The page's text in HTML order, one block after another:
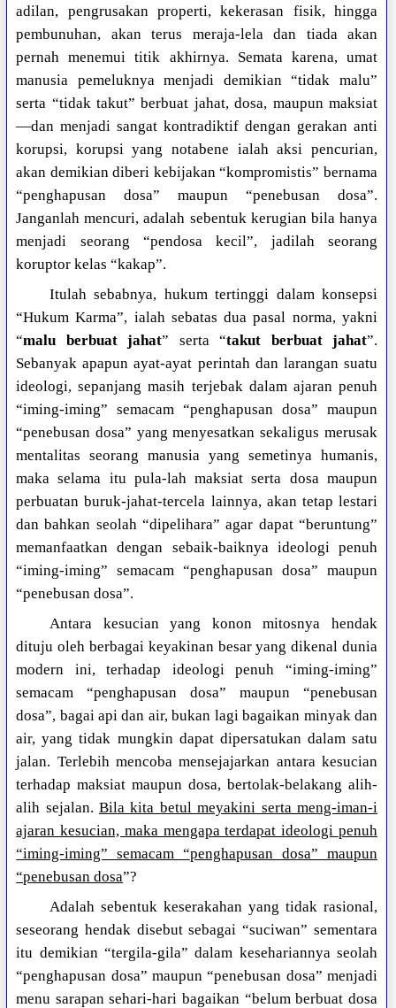
adilan, pengrusakan properti, kekerasan fisik, hingga
pembunuhan, akan terus meraja-lela dan tiada akan
pernah menemui titik akhirnya. Semata karena, umat
manusia pemeluknya menjadi demikian “tidak malu”
serta “tidak takut” berbuat jahat, dosa, maupun maksiat
—dan menjadi sangat kontradiktif dengan gerakan anti
korupsi, korupsi yang notabene ialah aksi pencurian,
akan demikian diberi kebijakan “kompromistis” bernama
“penghapusan dosa” maupun “penebusan dosa”.
Janganlah mencuri, adalah sebentuk kerugian bila hanya
menjadi seorang “pendosa kecil”, jadilah seorang
koruptor kelas “kakap”.
Itulah sebabnya, hukum tertinggi dalam konsepsi
“Hukum Karma”, ialah sebatas dua pasal norma, yakni
“malu berbuat jahat” serta “takut berbuat jahat”.
Sebanyak apapun ayat-ayat perintah dan larangan suatu
ideologi, sepanjang masih terjebak dalam ajaran penuh
“iming-iming” semacam “penghapusan dosa” maupun
“penebusan dosa” yang menyesatkan sekaligus merusak
mentalitas seorang manusia yang semetinya humanis,
maka selama itu pula-lah maksiat serta dosa maupun
perbuatan buruk-jahat-tercela lainnya, akan tetap lestari
dan bahkan seolah “dipelihara” agar dapat “beruntung”
memanfaatkan dengan sebaik-baiknya ideologi penuh
“iming-iming” semacam “penghapusan dosa” maupun
“penebusan dosa”.
Antara kesucian yang konon mitosnya hendak
dituju oleh berbagai keyakinan besar yang dikenal dunia
modern ini, terhadap ideologi penuh “iming-iming”
semacam “penghapusan dosa” maupun “penebusan
dosa”, bagai api dan air, bukan lagi bagaikan minyak dan
air, yang tidak mungkin dapat dipersatukan dalam satu
jalan. Terlebih mencoba mensejajarkan antara kesucian
terhadap maksiat maupun dosa, bertolak-belakang alih-
alih sejalan. Bila kita betul meyakini serta meng-iman-i
ajaran kesucian, maka mengapa terdapat ideologi penuh
“iming-iming” semacam “penghapusan dosa” maupun
“penebusan dosa”?
Adalah sebentuk keserakahan yang tidak rasional,
seseorang hendak disebut sebagai “suciwan” sementara
itu demikian “tergila-gila” dalam kesehariannya seolah
“penghapusan dosa” maupun “penebusan dosa” menjadi
menu sarapan sehari-hari bagaikan “belum berbuat dosa